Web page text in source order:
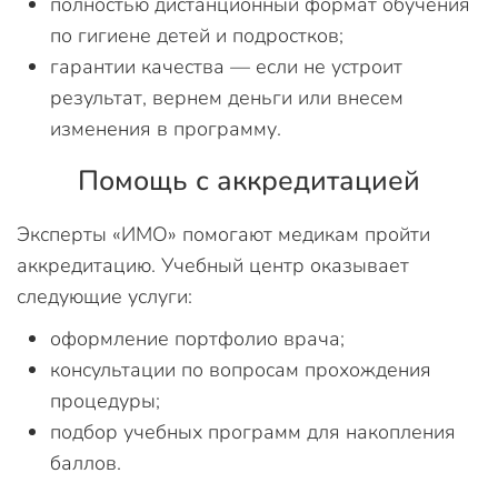
по гигиене детей и подростков;
гарантии качества — если не устроит
результат, вернем деньги или внесем
изменения в программу.
Помощь с аккредитацией
Эксперты «ИМО» помогают медикам пройти
аккредитацию. Учебный центр оказывает
следующие услуги:
оформление портфолио врача;
консультации по вопросам прохождения
процедуры;
подбор учебных программ для накопления
баллов.